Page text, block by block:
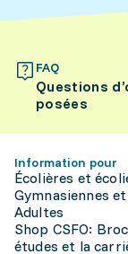
FAQ
Questions
posées
Information pour
Écolières et
Gymnasiennes
Adultes
Shop CSFO:
études et la